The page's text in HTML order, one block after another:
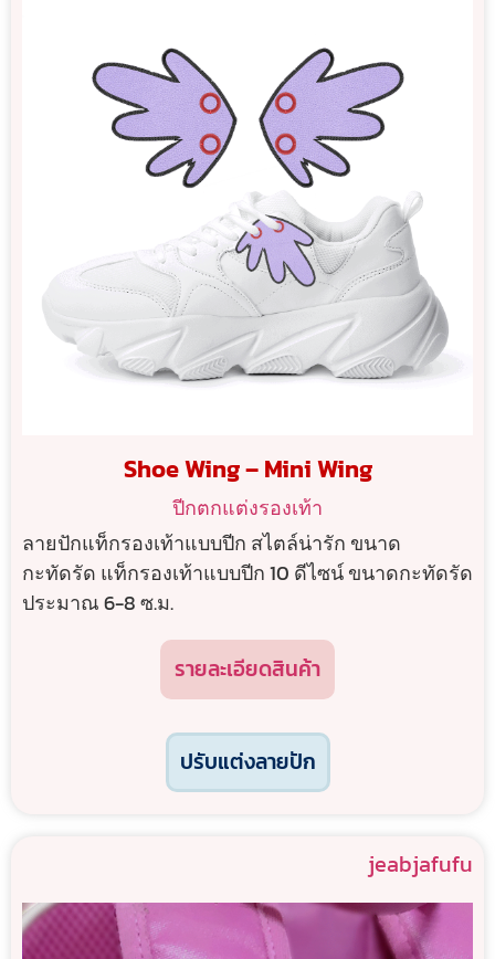
Shoe Wing – Mini Wing
ปีกตกแต่งรองเท้า
ลายปักแท็กรองเท้าแบบปีก สไตล์น่ารัก ขนาด
กะทัดรัด แท็กรองเท้าแบบปีก 10 ดีไซน์ ขนาดกะทัดรัด
ประมาณ 6-8 ซ.ม.
รายละเอียดสินค้า
ปรับแต่งลายปัก
jeabjafufu